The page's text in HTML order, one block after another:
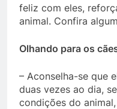
feliz com eles,
animal. Confira
Olhando para os
– Aconselha-se que
duas vezes ao dia,
condições do